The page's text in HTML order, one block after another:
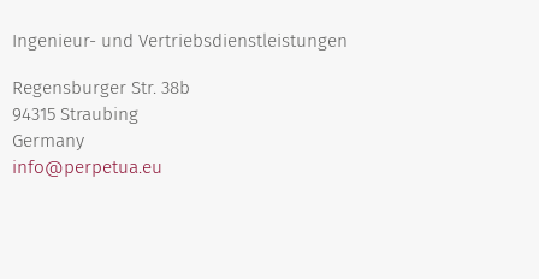
Ingenieur- und Vertriebsdienstleistungen
Regensburger Str. 38b
94315 Straubing
Germany
info@perpetua.eu